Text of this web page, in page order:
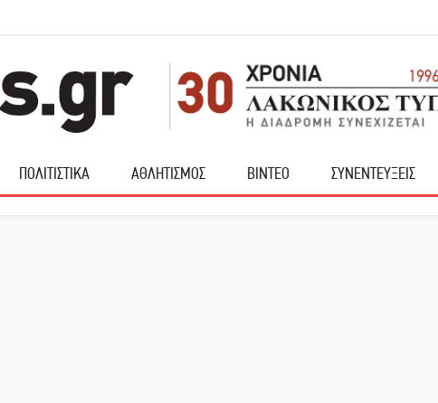
ΠΟΛΙΤΙΣΤΙΚΑ ΑΘΛΗΤΙΣΜΟΣ ΒΙΝΤΕΟ ΣΥΝΕΝΤΕΥΞΕΙΣ